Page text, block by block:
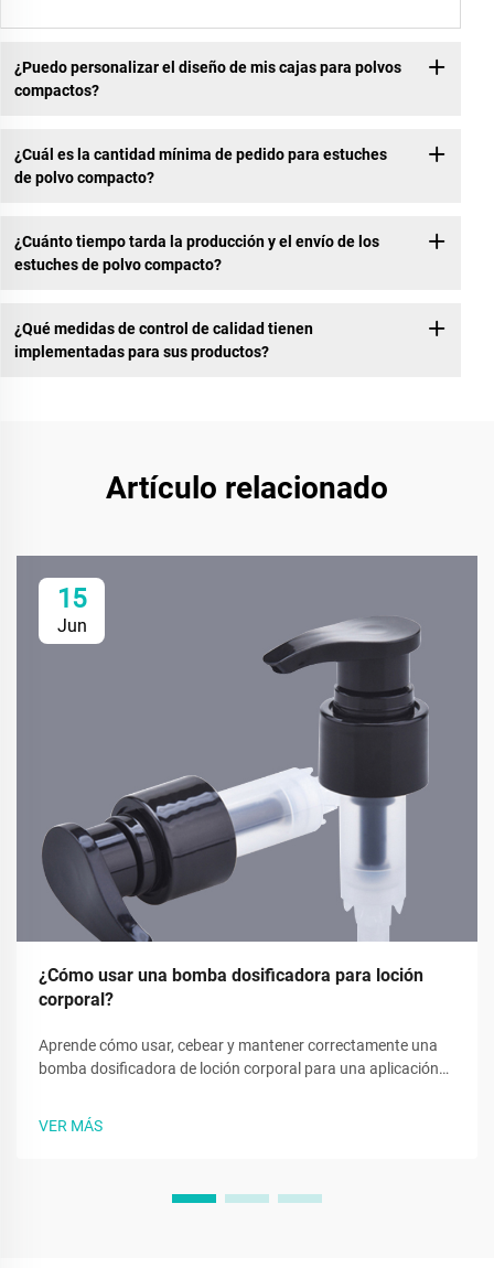
¿Puedo personalizar el diseño de mis cajas para polvos
compactos?
¿Cuál es la cantidad mínima de pedido para estuches
de polvo compacto?
¿Cuánto tiempo tarda la producción y el envío de los
estuches de polvo compacto?
¿Qué medidas de control de calidad tienen
implementadas para sus productos?
Artículo relacionado
15
Jun
¿Cómo usar una bomba dosificadora para loción
corporal?
Aprende cómo usar, cebear y mantener correctamente una
bomba dosificadora de loción corporal para una aplicación
problemas y prácticas ecológicas. Lee ahora.
VER MÁS